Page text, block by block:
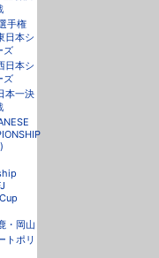
手権
日本シ
ズ
日本シ
ズ
本一決
・岡山
トポリ